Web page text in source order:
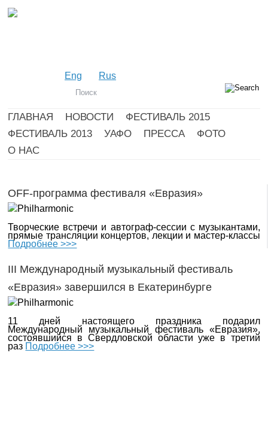
Eng Rus
ГЛАВНАЯ НОВОСТИ
ФЕСТИВАЛЬ 2015
ФЕСТИВАЛЬ 2013
УАФО ПРЕССА
ФОТО
О НАС
OFF-программа фестиваля «Евразия»
Творческие встречи и автограф-сессии с музыкантами,
прямые трансляции концертов, лекции и мастер-классы
Подробнее >>>
III Международный музыкальный фестиваль
«Евразия» завершился в Екатеринбурге
11 дней настоящего праздника подарил
Международный музыкальный фестиваль «Евразия»,
состоявшийся в Свердловской области уже в третий
раз Подробнее >>>